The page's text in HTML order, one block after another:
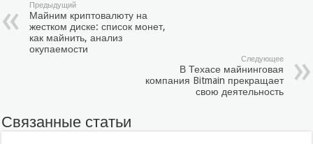
Предыдущий
Майним криптовалюту на
жестком диске: список монет,
как майнить, анализ
окупаемости
Следующее
В Техасе майнинговая
компания Bitmain прекращает
свою деятельность
Связанные статьи